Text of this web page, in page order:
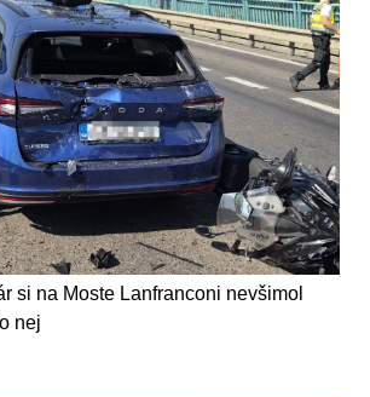
si na Moste Lanfranconi nevšimol
nej